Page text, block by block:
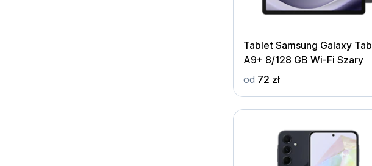
Tablet Samsung Galaxy Tab
A9+ 8/128 GB Wi-Fi Szary
od 72 zł